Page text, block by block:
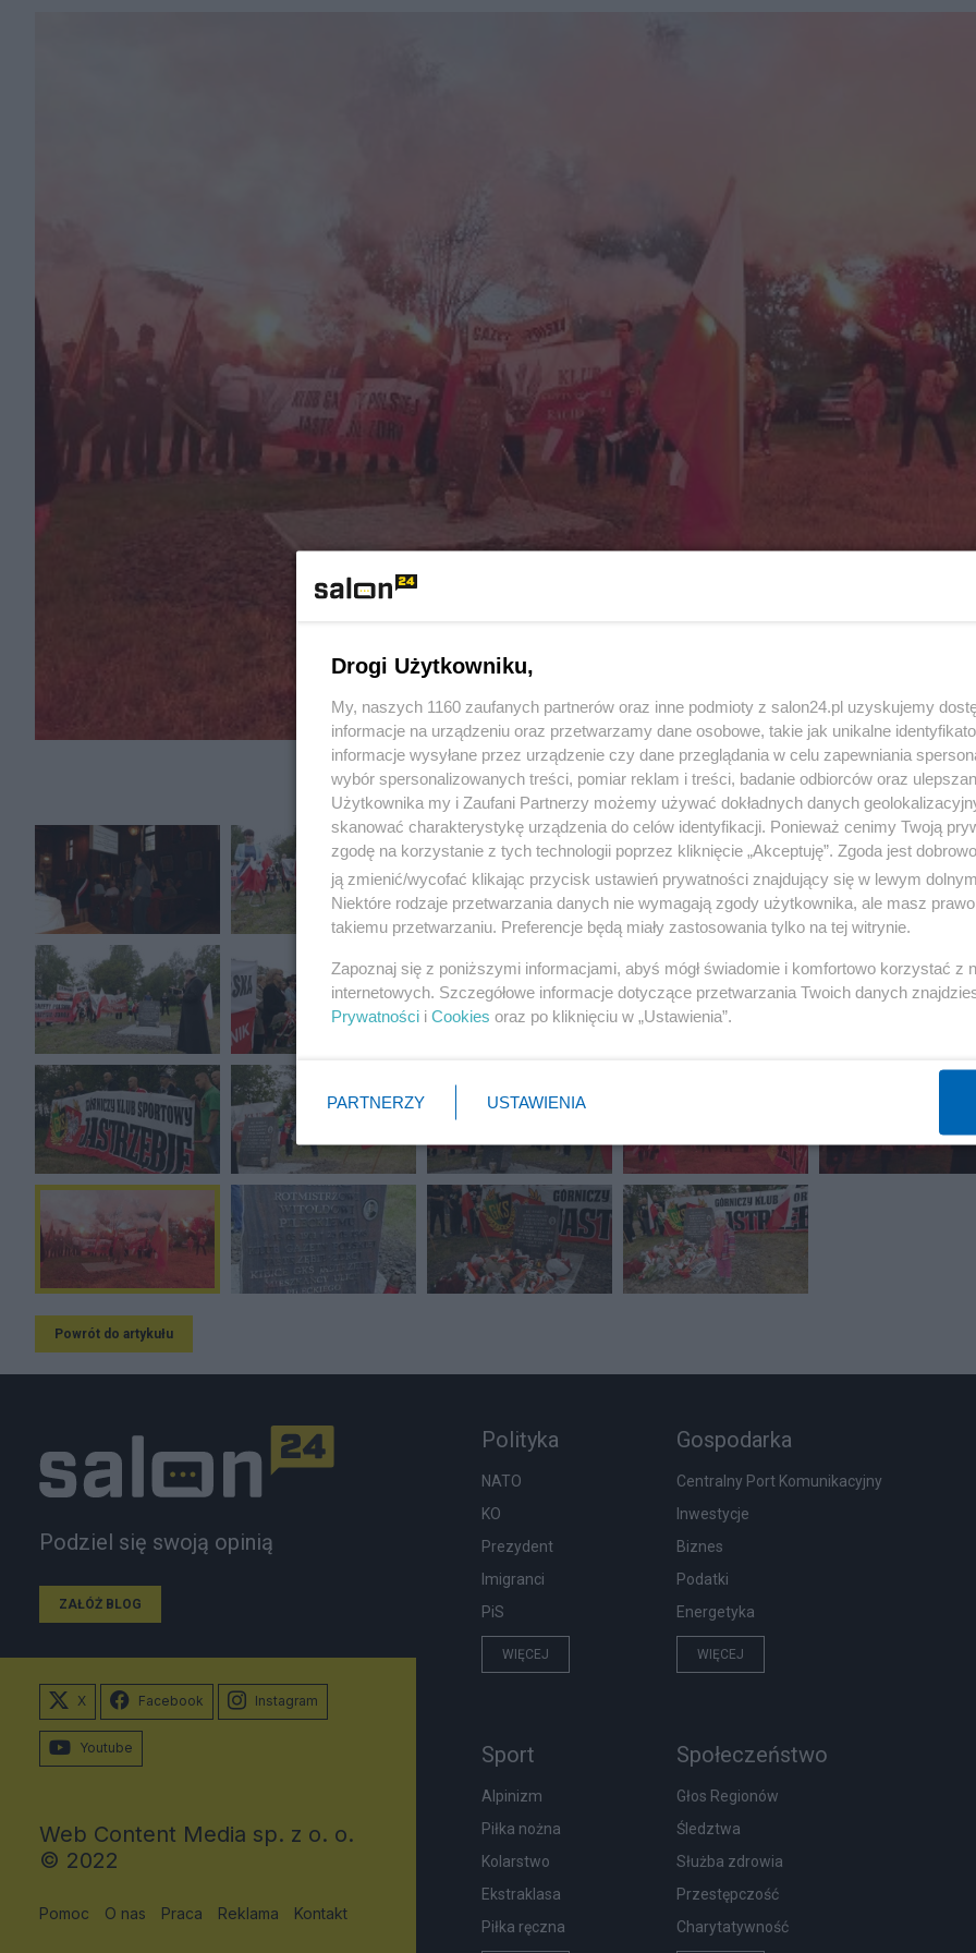
POPRZEDNIE 16 z 19
Powrót do artykułu
Podziel się swoją opinią
ZAŁÓŻ BLOG
Polityka
NATO
KO
Prezydent
Imigranci
PiS
WIĘCEJ
Gospodarka
Centralny Port Komunikacyjny
Inwestycje
Biznes
Podatki
Energetyka
WIĘCEJ
Sport
Alpinizm
Piłka nożna
Kolarstwo
Ekstraklasa
Piłka ręczna
Społeczeństwo
Głos Regionów
Śledztwa
Służba zdrowia
Przestępczość
Charytatywność
X Facebook Instagram
Youtube
Web Content Media sp. z o. o.
© 2022
Pomoc O nas Praca Reklama Kontakt
Drogi Użytkowniku,
My, naszych 1160 zaufanych partnerów oraz inne podmioty z salon24.pl uzyskujemy
informacje na urządzeniu oraz przetwarzamy dane osobowe, takie jak unikalne
informacje wysyłane przez urządzenie czy dane przeglądania w celu zapewniania
wybór spersonalizowanych treści, pomiar reklam i treści, badanie odbiorców oraz
Użytkownika my i Zaufani Partnerzy możemy używać dokładnych danych
skanować charakterystykę urządzenia do celów identyfikacji. Ponieważ cenimy Twoją
zgodę na korzystanie z tych technologii poprzez kliknięcie „Akceptuję”. Zgoda jest
ją zmienić/wycofać klikając przycisk ustawień prywatności znajdujący się w lewym
Niektóre rodzaje przetwarzania danych nie wymagają zgody użytkownika, ale masz
takiemu przetwarzaniu. Preferencje będą miały zastosowania tylko na tej witrynie.
Zapoznaj się z poniższymi informacjami, abyś mógł świadomie i komfortowo korzystać z
internetowych. Szczegółowe informacje dotyczące przetwarzania Twoich danych
Prywatności i Cookies oraz po kliknięciu w „Ustawienia”.
PARTNERZY USTAWIENIA